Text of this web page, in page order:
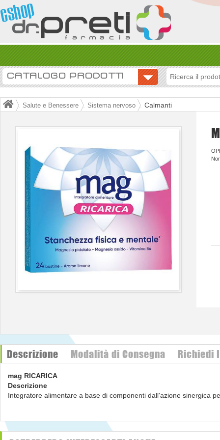
CATALOGO PRODOTTI
Salute e Benessere Sistema nervoso Calmanti
Descrizione Modalità di Consegna Richiedi
mag RICARICA
Descrizione
Integratore alimentare a base di componenti dall'azione sinergica
Magnesio L-pidolato, maltodestrina; correttore di acidità: acido